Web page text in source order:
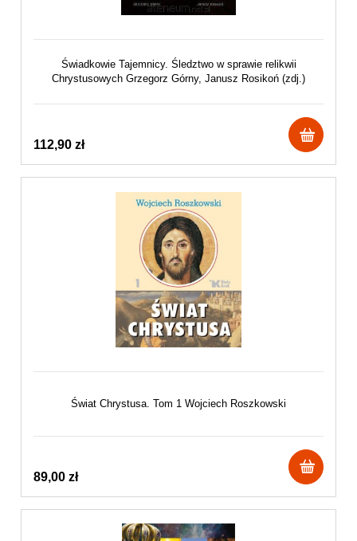
Świadkowie Tajemnicy. Śledztwo w sprawie relikwii
Chrystusowych Grzegorz Górny, Janusz Rosikoń (zdj.)
112,90 zł
Świat Chrystusa. Tom 1 Wojciech Roszkowski
89,00 zł